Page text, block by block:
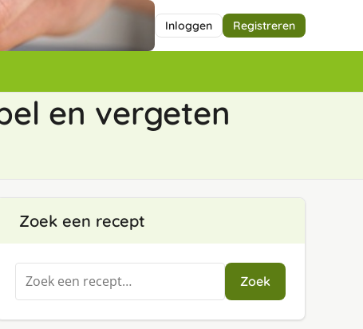
Inloggen Registreren
en vergeten
Zoek een recept
Zoeken
naar:
Zoek